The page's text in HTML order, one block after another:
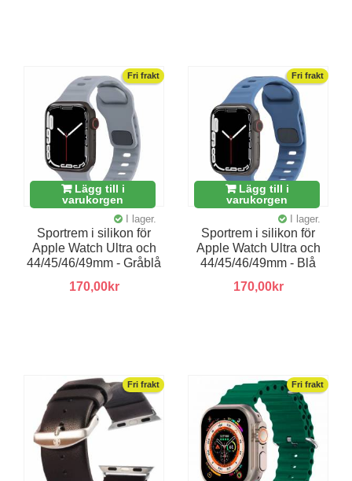
Fri frakt
Lägg till i
varukorgen
I lager.
Sportrem i silikon för
Apple Watch Ultra och
44/45/46/49mm - Gråblå
170,00kr
Fri frakt
Lägg till i
varukorgen
I lager.
Sportrem i silikon för
Apple Watch Ultra och
44/45/46/49mm - Blå
170,00kr
Fri frakt Fri frakt